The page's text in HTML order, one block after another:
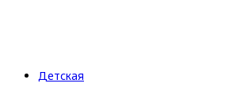
Детская